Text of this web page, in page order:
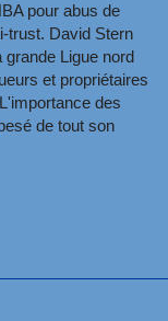
pour abus de
trust. David Stern
grande Ligue nord
et propriétaires
des
de tout son